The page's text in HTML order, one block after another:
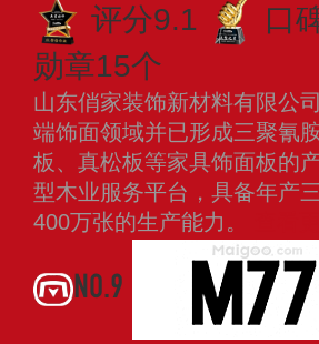
评分9.1
口
勋章15个
山东俏家装饰新材料有限公
端饰面领域并已形成三聚氰
板、真松板等家具饰面板的
型木业服务平台，具备年产
400万张的生产能力。
NO.9